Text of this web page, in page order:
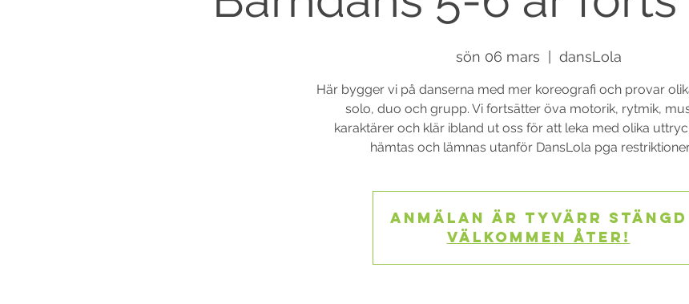
sön 06 mars dansLola
Här bygger vi på danserna med mer koreografi och provar
solo, duo och grupp. Vi fortsätter öva motorik, rytmik,
karaktärer och klär ibland ut oss för att leka med olika
hämtas och lämnas utanför DansLola pga
Anmälan är tyvärr stängd
Välkommen åter!